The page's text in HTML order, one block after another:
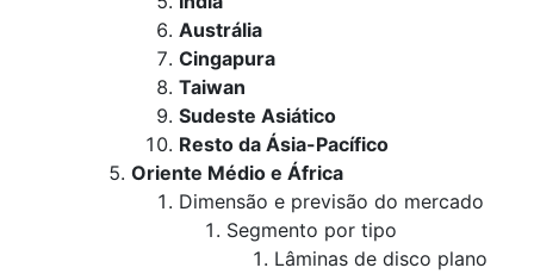
Austrália
Cingapura
Taiwan
Sudeste Asiático
Resto da Ásia-Pacífico
Oriente Médio e África
Dimensão e previsão do mercado
Segmento por tipo
Lâminas de disco plano